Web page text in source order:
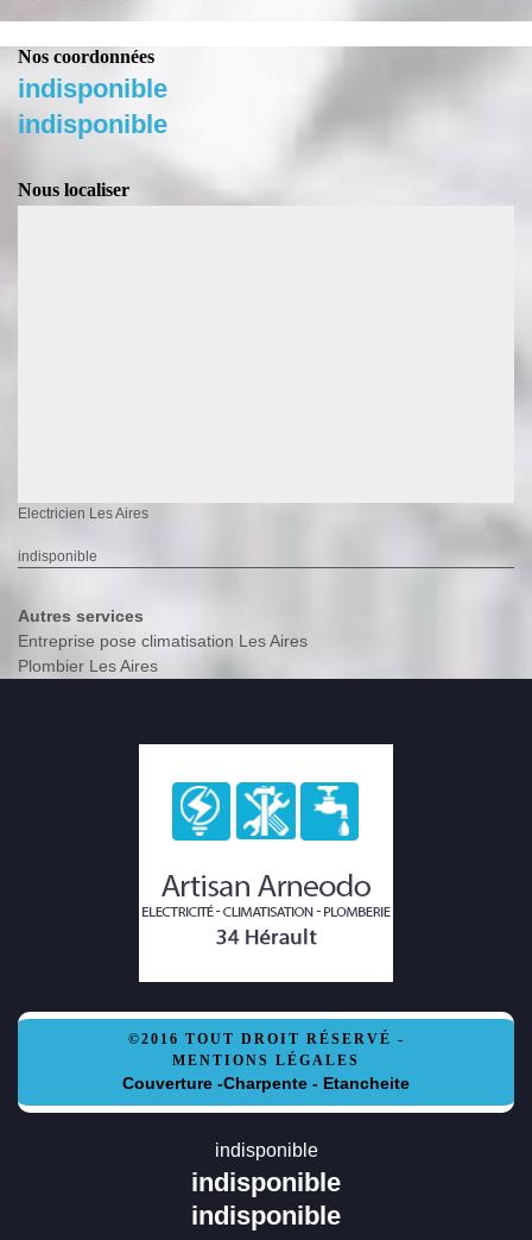
Nos coordonnées
indisponible
indisponible
Nous localiser
Electricien Les Aires
indisponible
Autres services
Entreprise pose climatisation Les Aires
Plombier Les Aires
©2016 TOUT DROIT RÉSERVÉ -
MENTIONS LÉGALES
Couverture -Charpente - Etancheite
indisponible
indisponible
indisponible